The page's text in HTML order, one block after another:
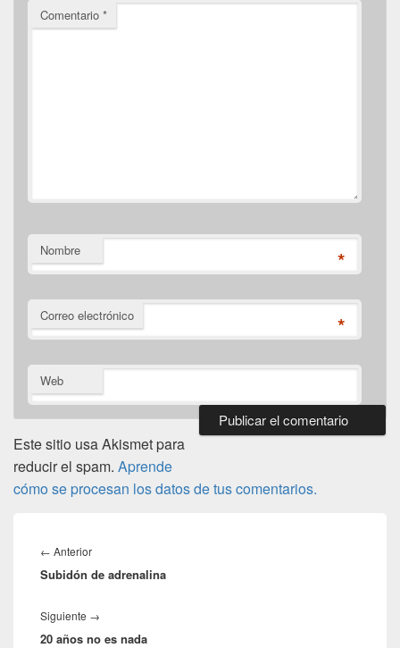
Comentario *
Nombre *
Correo electrónico *
Web
Este sitio usa Akismet para
reducir el spam. Aprende
cómo se procesan los datos de tus comentarios.
de
entradas
← AnteriorEntrada
anterior:
Subidón de adrenalina
Siguiente →
siguiente:
20 años no es nada